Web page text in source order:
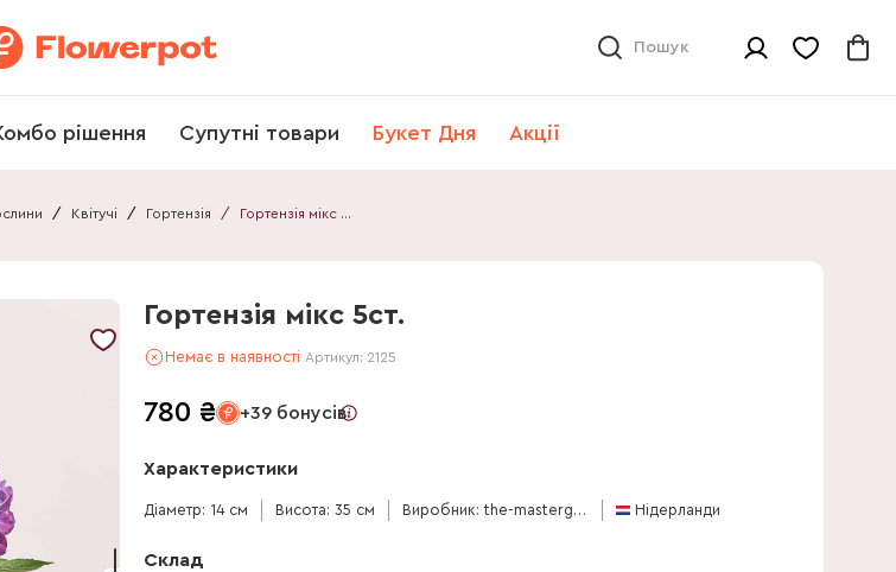
Пошук
рішення Супутні товари Букет Дня Акції
/ Квітучі / Гортензія / Гортензія мікс 5ст.
Гортензія мікс 5ст.
Немає в наявності Артикул: 2125
780 ₴ +39 бонусів
Характеристики
Діаметр: 14 см Висота: 35 см Виробник: the-mastergrowers Нідерланди
Склад